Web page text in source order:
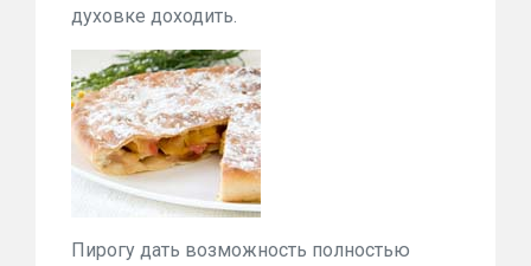
духовке доходить.
Пирогу дать возможность полностью